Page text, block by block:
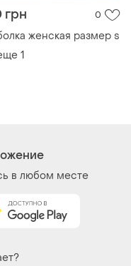
грн 0
женская размер s
1
в любом месте